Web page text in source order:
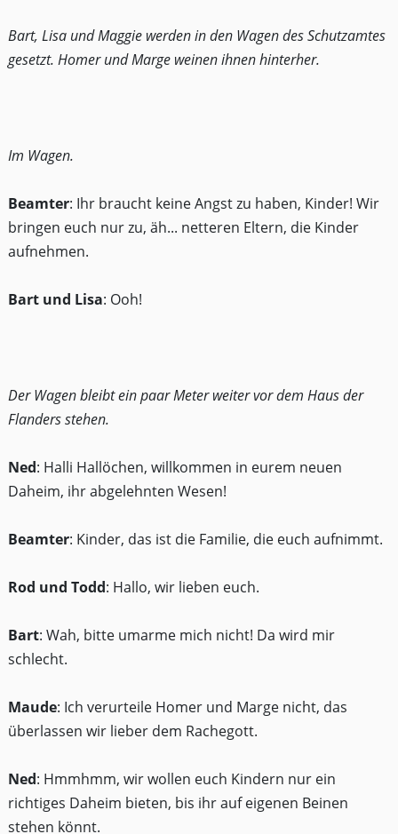
Bart, Lisa und Maggie werden in den Wagen des Schutzamtes
gesetzt. Homer und Marge weinen ihnen hinterher.
Im Wagen.
Beamter: Ihr braucht keine Angst zu haben, Kinder! Wir
bringen euch nur zu, äh... netteren Eltern, die Kinder
aufnehmen.
Bart und Lisa: Ooh!
Der Wagen bleibt ein paar Meter weiter vor dem Haus der
Flanders stehen.
Ned: Halli Hallöchen, willkommen in eurem neuen
Daheim, ihr abgelehnten Wesen!
Beamter: Kinder, das ist die Familie, die euch aufnimmt.
Rod und Todd: Hallo, wir lieben euch.
Bart: Wah, bitte umarme mich nicht! Da wird mir
schlecht.
Maude: Ich verurteile Homer und Marge nicht, das
überlassen wir lieber dem Rachegott.
Ned: Hmmhmm, wir wollen euch Kindern nur ein
richtiges Daheim bieten, bis ihr auf eigenen Beinen
stehen könnt.